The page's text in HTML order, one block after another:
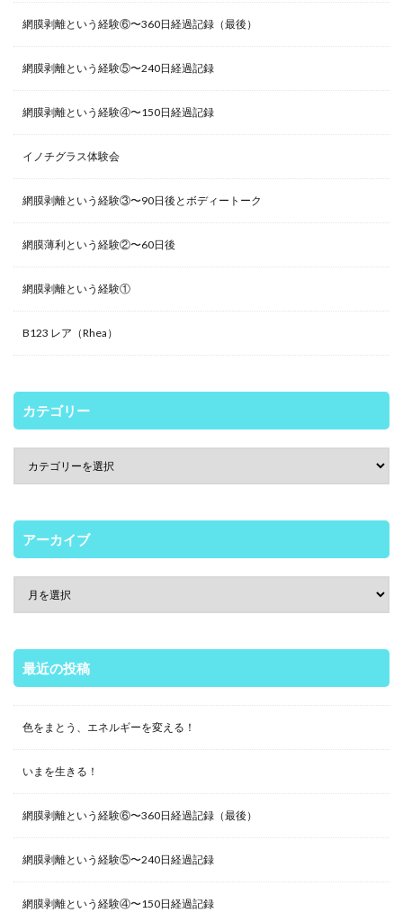
網膜剥離という経験⑥〜360日経過記録（最後）
網膜剥離という経験⑤〜240日経過記録
網膜剥離という経験④〜150日経過記録
イノチグラス体験会
網膜剥離という経験③〜90日後とボディートーク
網膜薄利という経験②〜60日後
網膜剥離という経験①
B123 レア（Rhea）
カテゴリー
アーカイブ
最近の投稿
色をまとう、エネルギーを変える！
いまを生きる！
網膜剥離という経験⑥〜360日経過記録（最後）
網膜剥離という経験⑤〜240日経過記録
網膜剥離という経験④〜150日経過記録